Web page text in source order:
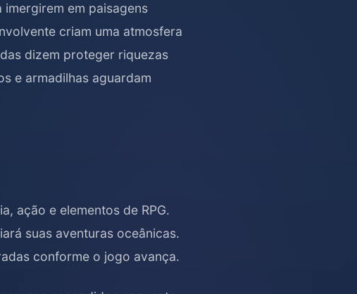
em paisagens
criam uma atmosfera
dizem proteger riquezas
e armadilhas aguardam
ação e elementos de RPG.
suas aventuras oceânicas.
conforme o jogo avança.